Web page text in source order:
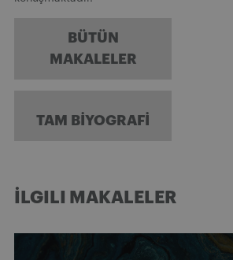
BÜTÜN
MAKALELER
TAM BIYOGRAFI
İLGILI MAKALELER